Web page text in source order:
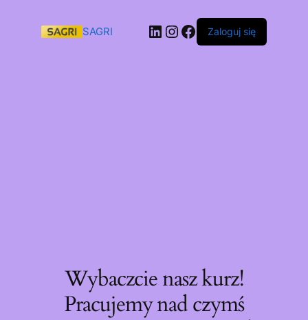
SAGRI Zaloguj się
Wybaczcie nasz kurz!
Pracujemy nad czymś